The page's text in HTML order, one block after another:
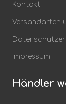
Kontakt
Versandarten
Impressum
Händler